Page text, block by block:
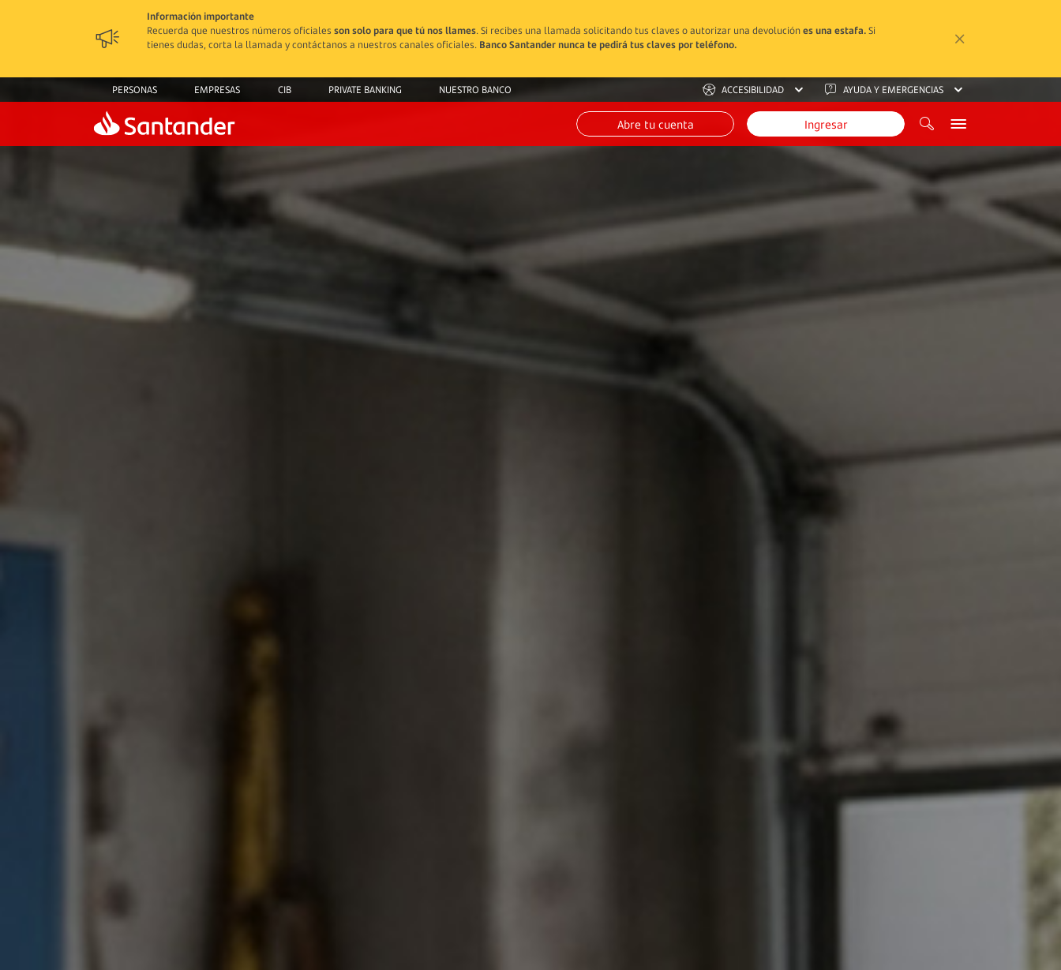
Información importante
Recuerda que nuestros números oficiales son solo para que tú nos llames. Si recibes una llamada solicitando tus claves o autorizar una devoluciónes una estafa.Si
tienes dudas, corta la llamada y contáctanos a nuestros canales oficiales. Banco Santander nunca te pedirá tus claves por teléfono.
PERSONAS EMPRESAS CIB PRIVATE BANKING NUESTRO BANCO ACCESIBILIDAD AYUDA Y EMERGENCIAS
Abre tu cuenta Ingresar